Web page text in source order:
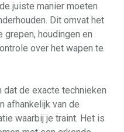
juiste manier moeten
Dit omvat het
houdingen en
over het wapen te
de exacte technieken
afhankelijk van de
waarbij je traint. Het is